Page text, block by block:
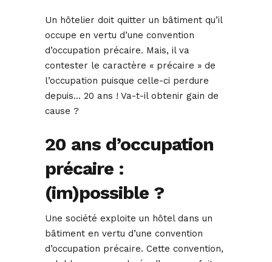
Un hôtelier doit quitter un bâtiment qu’il
occupe en vertu d’une convention
d’occupation précaire. Mais, il va
contester le caractère « précaire » de
l’occupation puisque celle-ci perdure
depuis… 20 ans ! Va-t-il obtenir gain de
cause ?
20 ans d’occupation
précaire :
(im)possible ?
Une société exploite un hôtel dans un
bâtiment en vertu d’une convention
d’occupation précaire. Cette convention,